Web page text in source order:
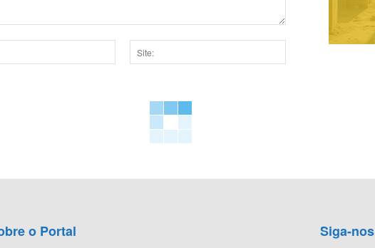
para a próxima vez que eu comentar.
o Portal Siga-nos